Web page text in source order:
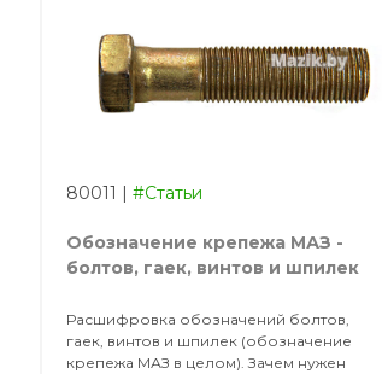
80011 | #Статьи
Обозначение крепежа МАЗ -
болтов, гаек, винтов и шпилек
Расшифровка обозначений болтов,
гаек, винтов и шпилек (обозначение
крепежа МАЗ в целом). Зачем нужен